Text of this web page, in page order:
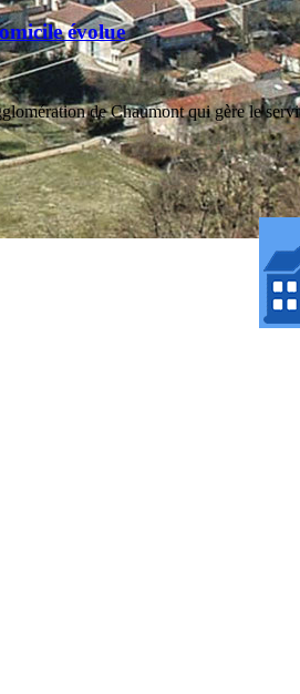
évolue
de Chaumont qui gère le